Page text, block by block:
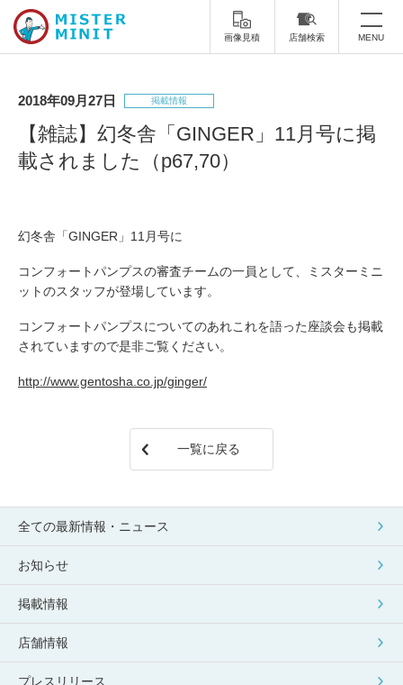
画像見積 店舗検索 MENU
ミスターミニットについて
修理サービス・料金
カバンの修理
傘修理 合鍵の作製
お問い合わせ
2018年09月27日 掲載情報
【雑誌】幻冬舎「GINGER」11月号に掲
載されました（p67,70）
幻冬舎「GINGER」11月号に
コンフォートパンプスの審査チームの一員として、ミスターミニ
ットのスタッフが登場しています。
コンフォートパンプスについてのあれこれを語った座談会も掲載
されていますので是非ご覧ください。
http://www.gentosha.co.jp/ginger/
一覧に戻る
全ての最新情報・ニュース
お知らせ
掲載情報
店舗情報
プレスリリース